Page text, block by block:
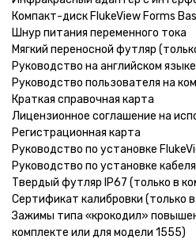
Компакт-диск FlukeView Forms
Шнур питания переменного тока
Мягкий переносной футляр
Руководство на английском языке
Руководство пользователя на
Краткая справочная карта
Лицензионное соглашение на
Регистрационная карта
Руководство по установке
Руководство по установке
Твердый футляр IP67 (только в
Сертификат калибровки (только
Зажимы типа «крокодил»
комплекте или для модели 1555)